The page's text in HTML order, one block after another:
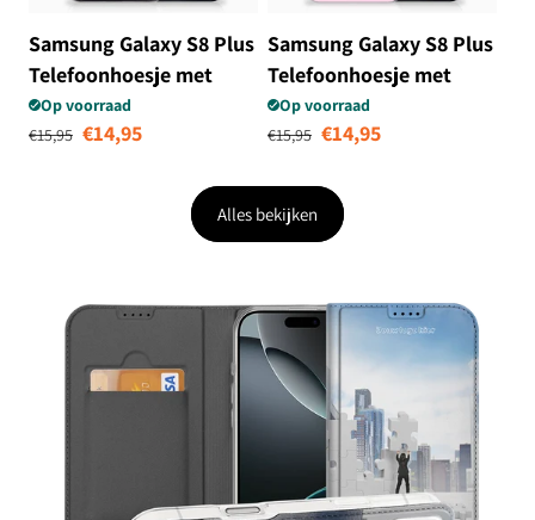
Samsung Galaxy S8 Plus
Telefoonhoesje met
Naam Cat Color
Op voorraad
Normale prijs
€15,95 Aanbiedingsprijs
€14,95
Samsung Galaxy S8 Plus
Telefoonhoesje met
Naam Pig Mud
Op voorraad
Normale prijs
€15,95 €14,95
Alles bekijken